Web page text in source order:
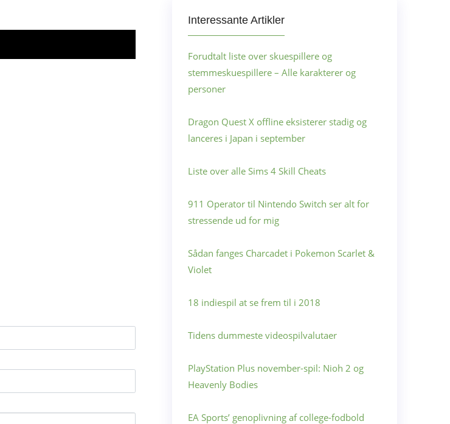
Interessante Artikler
Forudtalt liste over skuespillere og
stemmeskuespillere – Alle karakterer og
personer
Dragon Quest X offline eksisterer stadig og
lanceres i Japan i september
Liste over alle Sims 4 Skill Cheats
911 Operator til Nintendo Switch ser alt for
stressende ud for mig
Sådan fanges Charcadet i Pokemon Scarlet &
Violet
18 indiespil at se frem til i 2018
Tidens dummeste videospilvalutaer
PlayStation Plus november-spil: Nioh 2 og
Heavenly Bodies
EA Sports’ genoplivning af college-fodbold